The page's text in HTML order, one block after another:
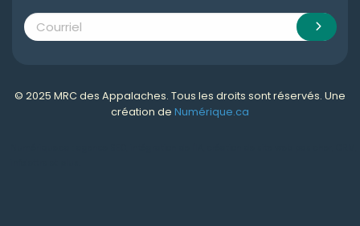
© 2025 MRC des Appalaches. Tous les droits sont réservés. Une
création de Numérique.ca